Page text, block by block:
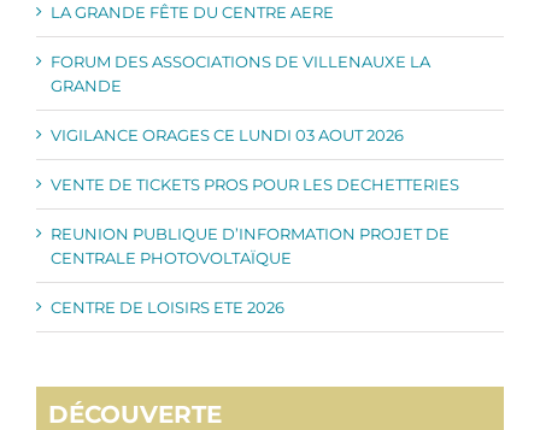
LA GRANDE FÊTE DU CENTRE AERE
FORUM DES ASSOCIATIONS DE VILLENAUXE LA
GRANDE
VIGILANCE ORAGES CE LUNDI 03 AOUT 2026
VENTE DE TICKETS PROS POUR LES DECHETTERIES
REUNION PUBLIQUE D’INFORMATION PROJET DE
CENTRALE PHOTOVOLTAÏQUE
CENTRE DE LOISIRS ETE 2026
DÉCOUVERTE